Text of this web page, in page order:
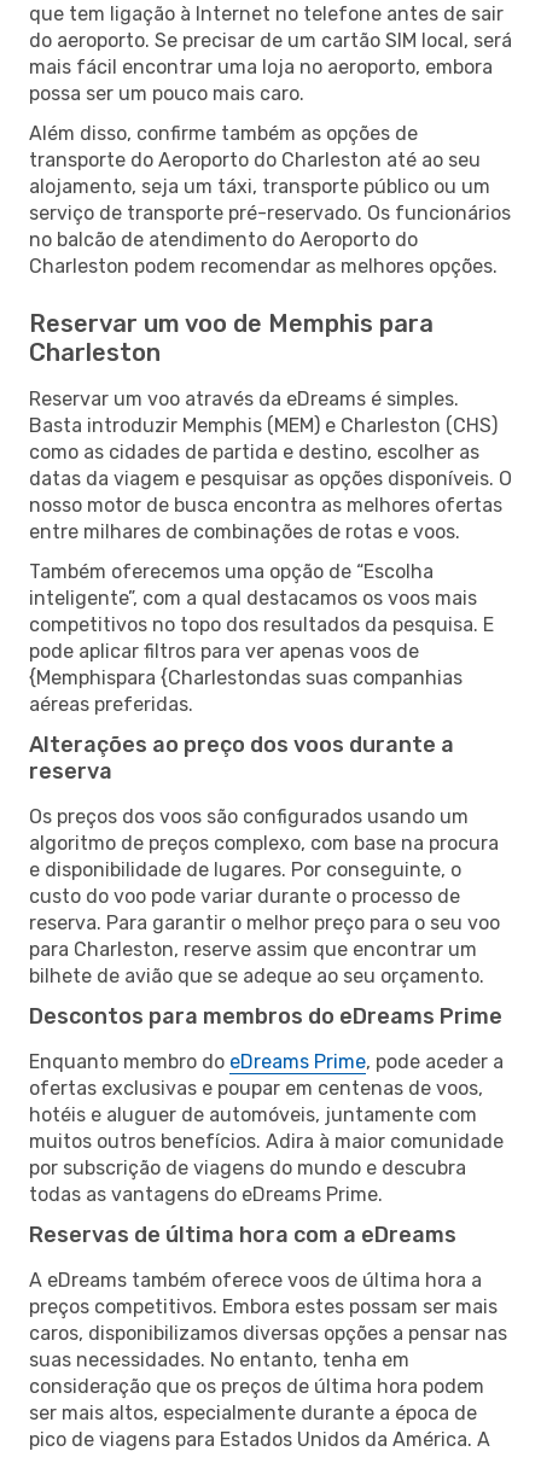
que tem ligação à Internet no telefone antes de sair
do aeroporto. Se precisar de um cartão SIM local, será
mais fácil encontrar uma loja no aeroporto, embora
possa ser um pouco mais caro.
Além disso, confirme também as opções de
transporte do Aeroporto do Charleston até ao seu
alojamento, seja um táxi, transporte público ou um
serviço de transporte pré-reservado. Os funcionários
no balcão de atendimento do Aeroporto do
Charleston podem recomendar as melhores opções.
Reservar um voo de Memphis para
Charleston
Reservar um voo através da eDreams é simples.
Basta introduzir Memphis (MEM) e Charleston (CHS)
como as cidades de partida e destino, escolher as
datas da viagem e pesquisar as opções disponíveis. O
nosso motor de busca encontra as melhores ofertas
entre milhares de combinações de rotas e voos.
Também oferecemos uma opção de “Escolha
inteligente”, com a qual destacamos os voos mais
competitivos no topo dos resultados da pesquisa. E
pode aplicar filtros para ver apenas voos de
{Memphispara {Charlestondas suas companhias
aéreas preferidas.
Alterações ao preço dos voos durante a
reserva
Os preços dos voos são configurados usando um
algoritmo de preços complexo, com base na procura
e disponibilidade de lugares. Por conseguinte, o
custo do voo pode variar durante o processo de
reserva. Para garantir o melhor preço para o seu voo
para Charleston, reserve assim que encontrar um
bilhete de avião que se adeque ao seu orçamento.
Descontos para membros do eDreams Prime
Enquanto membro do eDreams Prime, pode aceder a
ofertas exclusivas e poupar em centenas de voos,
hotéis e aluguer de automóveis, juntamente com
muitos outros benefícios. Adira à maior comunidade
por subscrição de viagens do mundo e descubra
todas as vantagens do eDreams Prime.
Reservas de última hora com a eDreams
A eDreams também oferece voos de última hora a
preços competitivos. Embora estes possam ser mais
caros, disponibilizamos diversas opções a pensar nas
suas necessidades. No entanto, tenha em
consideração que os preços de última hora podem
ser mais altos, especialmente durante a época de
pico de viagens para Estados Unidos da América. A